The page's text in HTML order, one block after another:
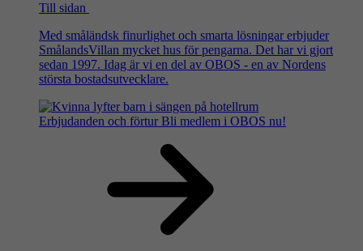
Till sidan
Med småländsk finurlighet och smarta lösningar erbjuder
SmålandsVillan mycket hus för pengarna. Det har vi gjort
sedan 1997. Idag är vi en del av OBOS - en av Nordens
största bostadsutvecklare.
Erbjudanden och förtur Bli medlem i OBOS nu!